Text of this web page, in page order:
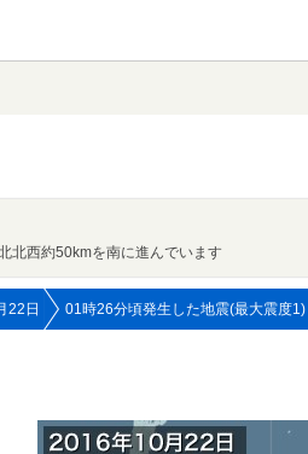
北西約50kmを南に進んでいます
22日 01時26分頃発生した地震(最大震度1)